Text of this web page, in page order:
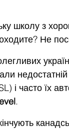
школу з
Не
і часто їх
.